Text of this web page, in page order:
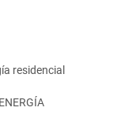
residencial